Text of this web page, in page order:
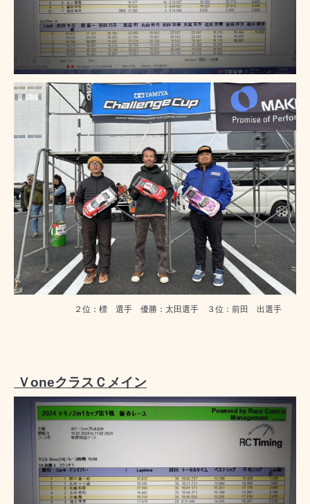
２位：標 選手 優勝：太田選手 ３位：前田 出選手
ＶoneクラスＣメイン